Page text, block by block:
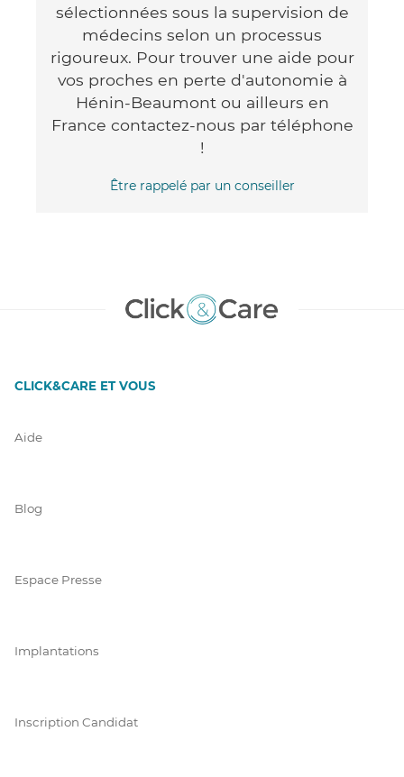
sélectionnées sous la supervision de
médecins selon un processus
rigoureux. Pour trouver une aide pour
vos proches en perte d'autonomie à
Hénin-Beaumont ou ailleurs en
France contactez-nous par téléphone
!
Être rappelé par un conseiller
CLICK&CARE ET VOUS
Aide
Blog
Espace Presse
Implantations
Inscription Candidat